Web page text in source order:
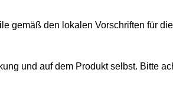
gemäß den lokalen Vorschriften für
und auf dem Produkt selbst. Bitte